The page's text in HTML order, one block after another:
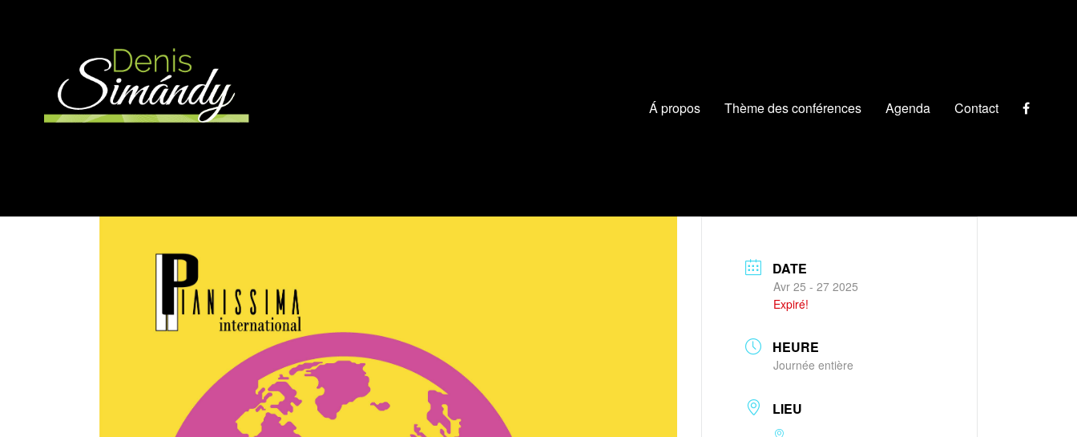
Á propos Thème des conférences Agenda Contact
DATE
Avr 25 - 27 2025
Expiré!
HEURE
Journée entière
LIEU